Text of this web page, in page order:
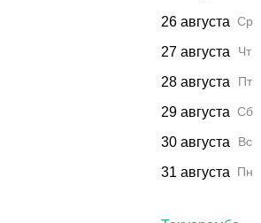
26 августа Ср
27 августа
Чт
28 августа
Пт
29 августа Сб
30 августа
Вс
31 августа
Пн